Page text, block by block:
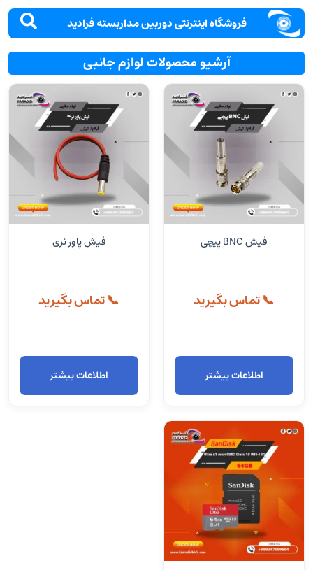
فروشگاه اینترنتی دوربین مداربسته فرادید
آرشیو محصولات لوازم جانبی
فیش BNC پیچی
📞 تماس بگیرید
اطلاعات بیشتر
فیش پاور نری
📞 تماس بگیرید
اطلاعات بیشتر